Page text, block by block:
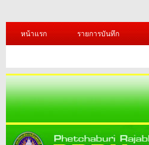
หน้าแรก รายการบันทึก